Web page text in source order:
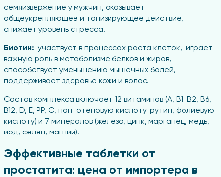
семяизвержение у мужчин, оказывает
общеукрепляющее и тонизирующее действие,
снижает уровень стресса.
Биотин: участвует в процессах роста клеток, играет
важную роль в метаболизме белков и жиров,
способствует уменьшению мышечных болей,
поддерживает здоровье кожи и волос.
Состав комплекса включает 12 витаминов (A, B1, B2, B6,
B12, D, E, PP, C, пантотеновую кислоту, рутин, фолиевую
кислоту) и 7 минералов (железо, цинк, марганец, медь,
йод, селен, магний).
Эффективные таблетки от
простатита: цена от импортера в